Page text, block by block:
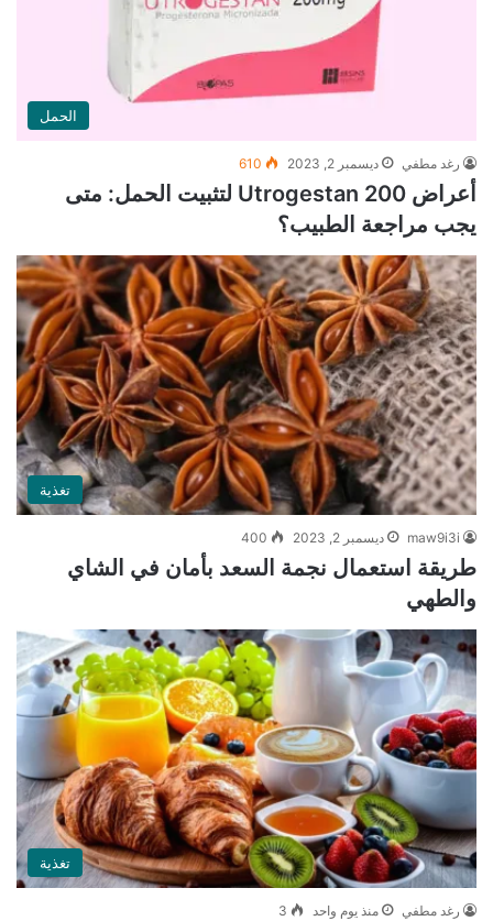
الحمل
رغد مطفي ديسمبر 2, 2023 610
أعراض Utrogestan 200 لتثبيت الحمل: متى
يجب مراجعة الطبيب؟
تغذية
maw9i3i ديسمبر 2, 2023 400
طريقة استعمال نجمة السعد بأمان في الشاي
والطهي
تغذية
رغد مطفي منذ يوم واحد 3